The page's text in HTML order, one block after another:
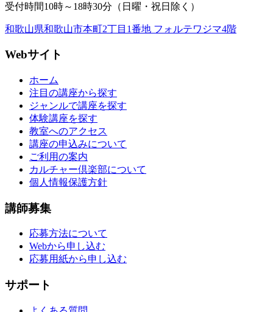
受付時間10時～18時30分（日曜・祝日除く）
和歌山県和歌山市本町2丁目1番地 フォルテワジマ4階
Webサイト
ホーム
注目の講座から探す
ジャンルで講座を探す
体験講座を探す
教室へのアクセス
講座の申込みについて
ご利用の案内
カルチャー倶楽部について
個人情報保護方針
講師募集
応募方法について
Webから申し込む
応募用紙から申し込む
サポート